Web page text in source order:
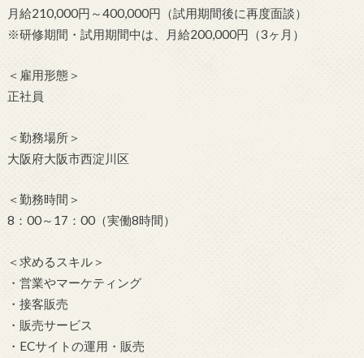
月給210,000円～400,000円（試用期間後に再度面談）
※研修期間・試用期間中は、月給200,000円（3ヶ月）
＜雇用形態＞
正社員
＜勤務場所＞
大阪府大阪市西淀川区
＜勤務時間＞
8：00～17：00（実働8時間）
＜求めるスキル＞
・営業やマーケティング
・接客販売
・販売サービス
・ECサイトの運用・販売